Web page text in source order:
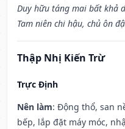
Duy hữu táng mai bất khả
Tam niên chi hậu, chủ ôn
Thập Nhị Kiến Trừ
Trực Định
Nên làm: Động thổ, san
bếp, lắp đặt máy móc,